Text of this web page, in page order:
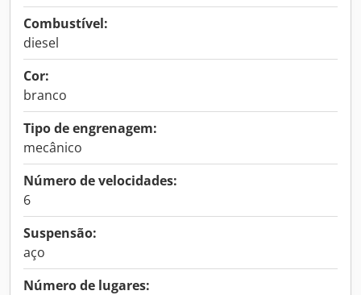
Combustível:
diesel
Cor:
branco
Tipo de engrenagem:
mecânico
Número de velocidades:
6
Suspensão:
aço
Número de lugares: